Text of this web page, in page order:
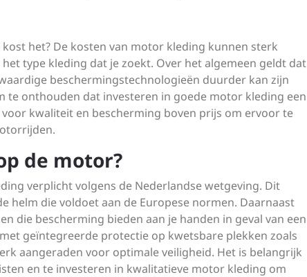
het? De kosten van motor kleding kunnen sterk
type kleding dat je zoekt. Over het algemeen geldt dat
beschermingstechnologieën duurder kan zijn
te onthouden dat investeren in goede motor kleding een
kwaliteit en bescherming boven prijs om ervoor te
de motor?
verplicht volgens de Nederlandse wetgeving. Dit
helm die voldoet aan de Europese normen. Daarnaast
die bescherming bieden aan je handen in geval van een
geïntegreerde protectie op kwetsbare plekken zoals
aangeraden voor optimale veiligheid. Het is belangrijk
en te investeren in kwalitatieve motor kleding om